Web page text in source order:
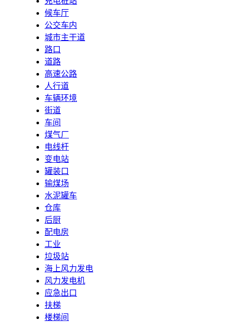
候车厅
公交车内
城市主干道
路口
道路
高速公路
人行道
车辆环境
街道
车间
煤气厂
电线杆
变电站
罐装口
输煤场
水泥罐车
仓库
后厨
配电房
工业
垃圾站
海上风力发电
风力发电机
应急出口
扶梯
楼梯间